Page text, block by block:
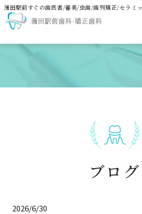
ブログ
2026/6/30
蒲田駅前すぐの歯医者/審美/虫歯/歯列矯正/セラミ